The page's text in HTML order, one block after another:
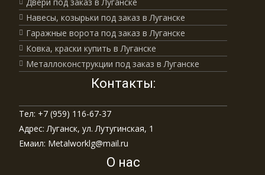
Навесы, козырьки под заказ в Луганске
Гаражные ворота под заказ в Луганске
Ковка, краски купить в Луганске
Металлоконструкции под заказ в Луганске
Контакты:
Тел: +7 (959) 116-67-37
Адрес: Луганск, ул. Лутугинская, 1
Емаил: Metalworklg@mail.ru
О нас